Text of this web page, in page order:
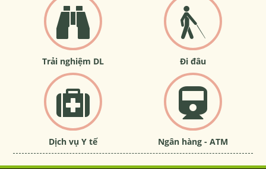
Trải nghiệm DL Đi đâu
Dịch vụ Y tế Ngân hàng - ATM